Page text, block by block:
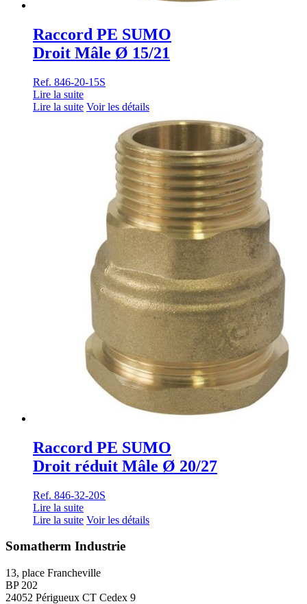
Raccord PE SUMO
Droit Mâle Ø 15/21
Ref. 846-20-15S
Lire la suite
Lire la suite Voir les détails
Raccord PE SUMO
Droit réduit Mâle Ø 20/27
Ref. 846-32-20S
Lire la suite
Lire la suite Voir les détails
Somatherm Industrie
13, place Francheville
BP 202
24052 Périgueux CT Cedex 9